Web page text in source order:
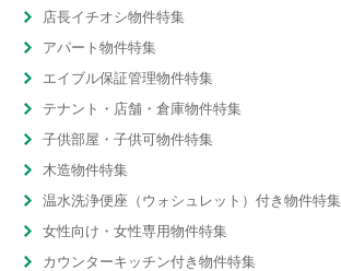
店長イチオシ物件特集
アパート物件特集
エイブル保証管理物件特集
テナント・店舗・倉庫物件特集
子供部屋・子供可物件特集
木造物件特集
温水洗浄便座（ウォシュレット）付き物件特集
女性向け・女性専用物件特集
カウンターキッチン付き物件特集